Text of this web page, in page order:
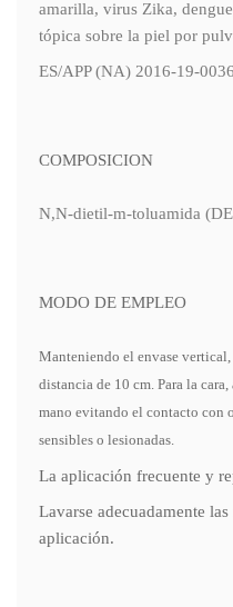
amarilla, virus Zika,
tópica sobre la piel por
ES/APP (NA) 2016-19-
COMPOSICION
N,N-dietil-m-toluamida
MODO DE EMPLEO
Manteniendo el envase
distancia de 10 cm. Para la
mano evitando el contacto con
sensibles o lesionadas.
La aplicación frecuente y
Lavarse adecuadamente
aplicación.